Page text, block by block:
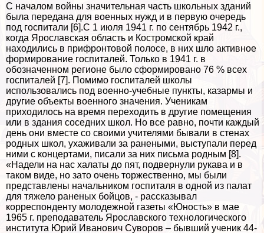
С началом войны значительная часть школьных зданий
была передана для военных нужд и в первую очередь
под госпитали [6].С 1 июля 1941 г. по сентябрь 1942 г.,
когда Ярославская область и Костромской край
находились в прифронтовой полосе, в них шло активное
формирование госпиталей. Только в 1941 г. в
обозначенном регионе было сформировано 76 % всех
госпиталей [7]. Помимо госпиталей школы
использовались под военно-учебные пункты, казармы и
другие объекты военного значения. Ученикам
приходилось на время переходить в другие помещения
или в здания соседних школ. Но все равно, почти каждый
день они вместе со своими учителями бывали в стенах
родных школ, ухаживали за ранеными, выступали перед
ними с концертами, писали за них письма родным [8].
«Надели на нас халаты до пят, подвернули рукава и в
таком виде, но зато очень торжественно, мы были
представлены начальником госпиталя в одной из палат
для тяжело раненых бойцов, - рассказывал
корреспонденту молодежной газеты «Юность» в мае
1965 г. преподаватель Ярославского технологического
института Юрий Иванович Суворов – бывший ученик 44-